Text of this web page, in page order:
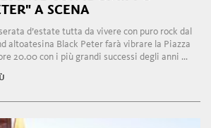
A SCENA
d’estate tutta da vivere con puro rock dal
altoatesina Black Peter farà vibrare la Piazza
20.00 con i più grandi successi degli anni ...